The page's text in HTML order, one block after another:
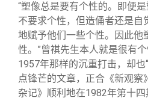
“塑像总是要有个性的。即便是
不要求个性，但造俑者还是自
地赋予他们一些个性。因此他
性。”曾祺先生本人就是很有
1957年那样的沉重打击，却也
点锋芒的文章，正合《新观
杂记》顺利地在1982年第十四